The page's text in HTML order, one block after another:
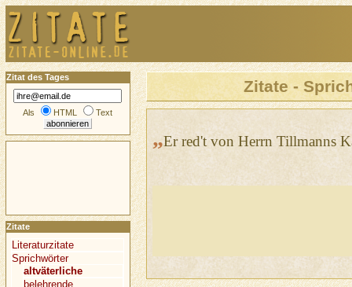
Zitate -
„Er red't von Herrn Tillmanns
Zitat des Tages
Als HTML Text
Zitate
Literaturzitate
Sprichwörter
altväterliche
belehrende